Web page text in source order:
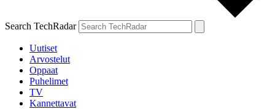
Search TechRadar
Uutiset
Arvostelut
Oppaat
Puhelimet
TV
Kannettavat